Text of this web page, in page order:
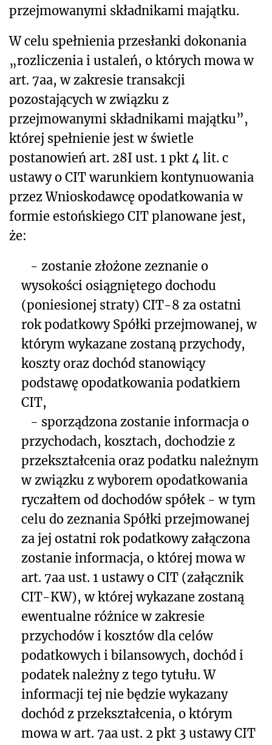
przejmowanymi składnikami majątku.
W celu spełnienia przesłanki dokonania
„rozliczenia i ustaleń, o których mowa w
art. 7aa, w zakresie transakcji
pozostających w związku z
przejmowanymi składnikami majątku”,
której spełnienie jest w świetle
postanowień art. 28I ust. 1 pkt 4 lit. c
ustawy o CIT warunkiem kontynuowania
przez Wnioskodawcę opodatkowania w
formie estońskiego CIT planowane jest,
że:
- zostanie złożone zeznanie o
wysokości osiągniętego dochodu
(poniesionej straty) CIT-8 za ostatni
rok podatkowy Spółki przejmowanej, w
którym wykazane zostaną przychody,
koszty oraz dochód stanowiący
podstawę opodatkowania podatkiem
CIT,
- sporządzona zostanie informacja o
przychodach, kosztach, dochodzie z
przekształcenia oraz podatku należnym
w związku z wyborem opodatkowania
ryczałtem od dochodów spółek - w tym
celu do zeznania Spółki przejmowanej
za jej ostatni rok podatkowy załączona
zostanie informacja, o której mowa w
art. 7aa ust. 1 ustawy o CIT (załącznik
CIT-KW), w której wykazane zostaną
ewentualne różnice w zakresie
przychodów i kosztów dla celów
podatkowych i bilansowych, dochód i
podatek należny z tego tytułu. W
informacji tej nie będzie wykazany
dochód z przekształcenia, o którym
mowa w art. 7aa ust. 2 pkt 3 ustawy CIT